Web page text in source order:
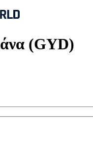
(GYD)